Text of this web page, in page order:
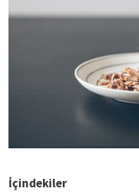
İçindekiler